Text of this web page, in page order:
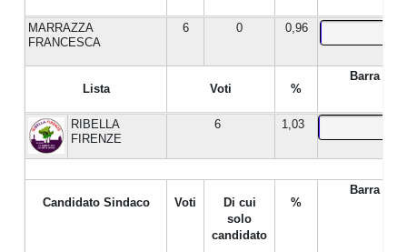
MARRAZZA
FRANCESCA
6 0 0,96
Lista Voti %
Barra %
RIBELLA
FIRENZE
6 1,03
Candidato Sindaco Voti
Di cui
solo
candidato
%
Barra %